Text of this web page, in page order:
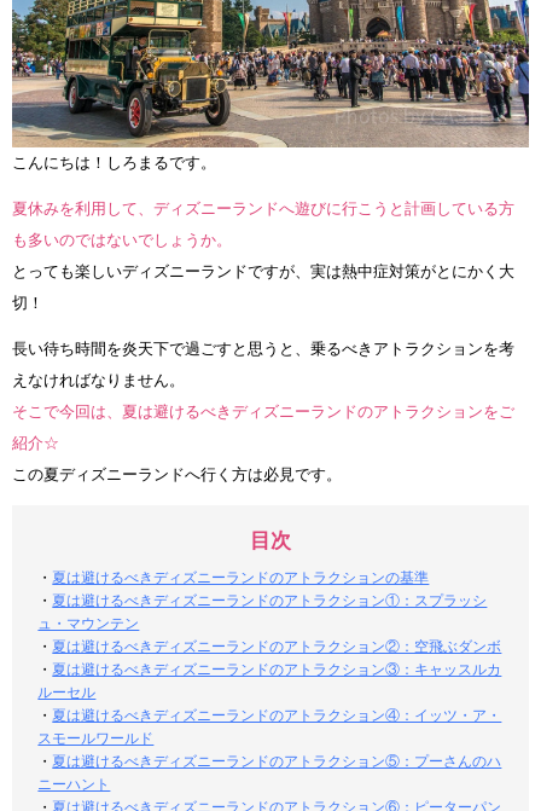
こんにちは！しろまるです。
夏休みを利用して、ディズニーランドへ遊びに行こうと計画している方
も多いのではないでしょうか。
とっても楽しいディズニーランドですが、実は熱中症対策がとにかく大
切！
長い待ち時間を炎天下で過ごすと思うと、乗るべきアトラクションを考
えなければなりません。
そこで今回は、夏は避けるべきディズニーランドのアトラクションをご
紹介☆
この夏ディズニーランドへ行く方は必見です。
目次
・ 夏は避けるべきディズニーランドのアトラクションの基準
・ 夏は避けるべきディズニーランドのアトラクション①：スプラッシ
ュ・マウンテン
・ 夏は避けるべきディズニーランドのアトラクション②：空飛ぶダンボ
・ 夏は避けるべきディズニーランドのアトラクション③：キャッスルカ
ルーセル
・ 夏は避けるべきディズニーランドのアトラクション④：イッツ・ア・
スモールワールド
・ 夏は避けるべきディズニーランドのアトラクション⑤：プーさんのハ
ニーハント
・ 夏は避けるべきディズニーランドのアトラクション⑥：ピーターパン